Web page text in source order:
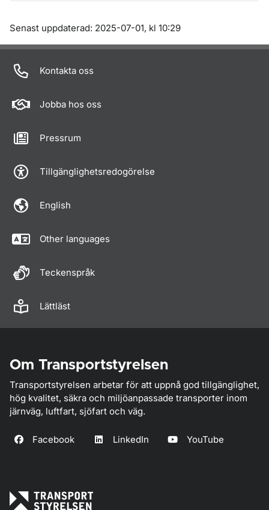
Om sidan
Senast uppdaterad: 2025-07-01, kl 10:29
Kontakta oss
Jobba hos oss
Pressrum
Tillgänglighetsredogörelse
English
Other languages
Teckenspråk
Lättläst
Om Transportstyrelsen
Transportstyrelsen arbetar för att uppnå god tillgänglighet,
hög kvalitet, säkra och miljöanpassade transporter inom
järnväg, luftfart, sjöfart och väg.
Facebook LinkedIn YouTube